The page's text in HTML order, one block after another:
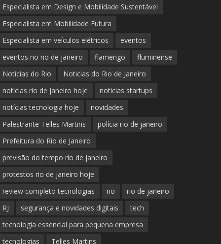
Especialista em Design e Mobilidade Sustentável
Especialista em Mobilidade Futura
Especialista em veículos elétricos
eventos
eventos no rio de janeiro
flamengo
fluminense
Noticias do Rio
Noticias do Rio de Janeiro
notícias rio de janeiro hoje
notícias startups
notícias tecnologia hoje
novidades
Palestrante Telles Martins
polícia rio de janeiro
Prefeitura do Rio de Janeiro
previsão do tempo rio de janeiro
protestos rio de janeiro hoje
review completo tecnologias
rio
rio de janeiro
RJ
segurança e novidades digitais
tech
tecnologia essencial para pequena empresa
tecnologias
Telles Martins